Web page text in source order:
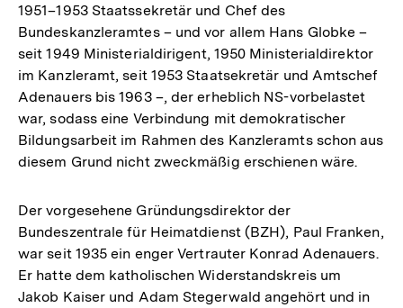
1951–1953 Staatssekretär und Chef des
Bundeskanzleramtes – und vor allem Hans Globke –
seit 1949 Ministerialdirigent, 1950 Ministerialdirektor
im Kanzleramt, seit 1953 Staatsekretär und Amtschef
Adenauers bis 1963 –, der erheblich NS-vorbelastet
war, sodass eine Verbindung mit demokratischer
Bildungsarbeit im Rahmen des Kanzleramts schon aus
diesem Grund nicht zweckmäßig erschienen wäre.
Der vorgesehene Gründungsdirektor der
Bundeszentrale für Heimatdienst (BZH), Paul Franken,
war seit 1935 ein enger Vertrauter Konrad Adenauers.
Er hatte dem katholischen Widerstandskreis um
Jakob Kaiser und Adam Stegerwald angehört und in